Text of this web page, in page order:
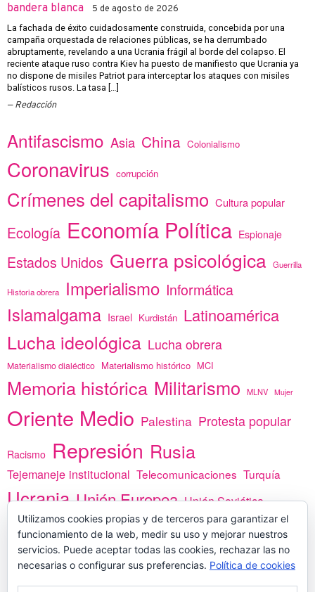
bandera blanca
5 de agosto de 2026
La fachada de éxito cuidadosamente construida, concebida por una
campaña orquestada de relaciones públicas, se ha derrumbado
abruptamente, revelando a una Ucrania frágil al borde del colapso. El
reciente ataque ruso contra Kiev ha puesto de manifiesto que Ucrania ya
no dispone de misiles Patriot para interceptar los ataques con misiles
balísticos rusos. La tasa […]
Redacción
Antifascismo Asia China Colonialismo
Coronavirus corrupción
Crímenes del capitalismo Cultura popular
Ecología Economía Política Espionaje
Estados Unidos Guerra psicológica Guerrilla
Historia obrera Imperialismo Informática
Islamalgama Israel Kurdistán Latinoamérica
Lucha ideológica Lucha obrera
Materialismo dialéctico Materialismo histórico MCI
Memoria histórica Militarismo MLNV Mujer
Oriente Medio Palestina Protesta popular
Racismo Represión Rusia
Tejemaneje institucional Telecomunicaciones Turquía
Ucrania Unión Europea Unión Soviética
vacunas Yemen África
PREGÚNTANOS
Utilizamos cookies propias y de terceros para garantizar el
funcionamiento de la web, medir su uso y mejorar nuestros
servicios. Puede aceptar todas las cookies, rechazar las no
necesarias o configurar sus preferencias. Política de cookies